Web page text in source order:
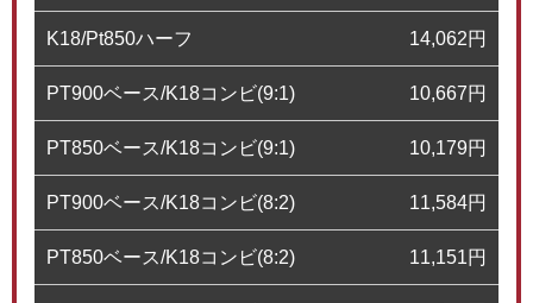
K18/Pt850ハーフ 14,062円
PT900ベース/K18コンビ(9:1) 10,667円
PT850ベース/K18コンビ(9:1) 10,179円
PT900ベース/K18コンビ(8:2) 11,584円
PT850ベース/K18コンビ(8:2) 11,151円